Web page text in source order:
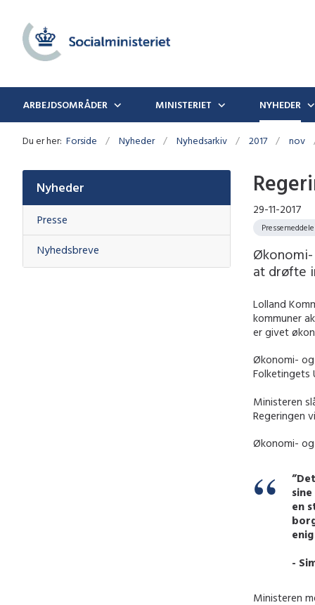
ARBEJDSOMRÅDER MINISTERIET NYHEDER
Du er her: Forside Nyheder Nyhedsarkiv 2017 nov
Nyheder
Presse
Nyhedsbreve
29-11-2017
at drøfte
Lolland
kommuner
er givet
Økonomi- og
Folketingets
Ministeren
Regeringen
Økonomi- og
en
-
Ministeren